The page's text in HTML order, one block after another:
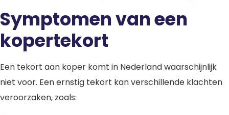
Symptomen van een
kopertekort
Een tekort aan koper komt in Nederland waarschijnlijk
niet voor. Een ernstig tekort kan verschillende klachten
veroorzaken, zoals: